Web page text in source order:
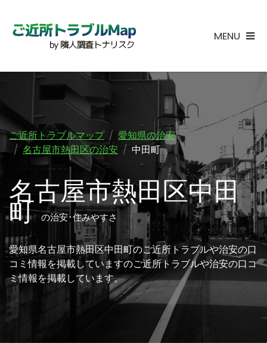
MENU
ご近所トラブルマップ
愛知県の治安
名古屋市熱田区の治安
中田町
名古屋市熱田区中田
町の治安･住みやすさ
愛知県名古屋市熱田区中田町のご近所トラブルや治安の口
コミ情報を掲載していますのご近所トラブルや治安の口コ
ミ情報を掲載しています。